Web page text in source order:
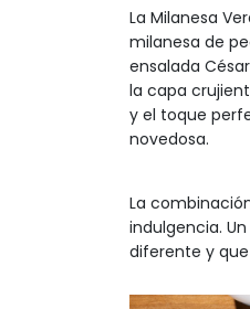
La Milanesa
milanesa de
ensalada
la capa
y el toque
novedosa.
La
indulgencia.
diferente y